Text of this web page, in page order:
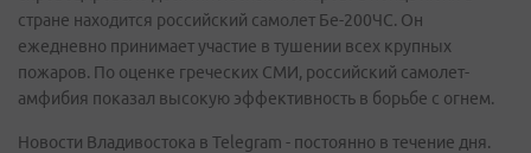
стране находится российский самолет Бе-200ЧС. Он
ежедневно принимает участие в тушении всех крупных
пожаров. По оценке греческих СМИ, российский самолет-
амфибия показал высокую эффективность в борьбе с огнем.
Новости Владивостока в Telegram - постоянно в течение дня.